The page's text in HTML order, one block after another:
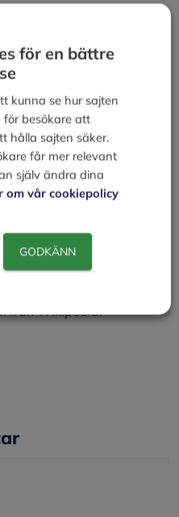
Domstolar/hogsta
11%20B%204946-
Dagens Nyheter
Commons
från Wikipedia.
för en bättre
kunna se hur sajten
besökare att
hålla sajten säker.
får mer relevant
själv ändra dina
om vår cookiepolicy
GODKÄNN